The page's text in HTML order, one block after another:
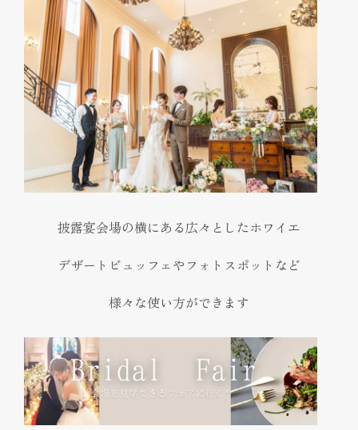
披露宴会場の横にある広々としたホワイエ
デザートビュッフェやフォトスポットなど
様々な使い方ができます